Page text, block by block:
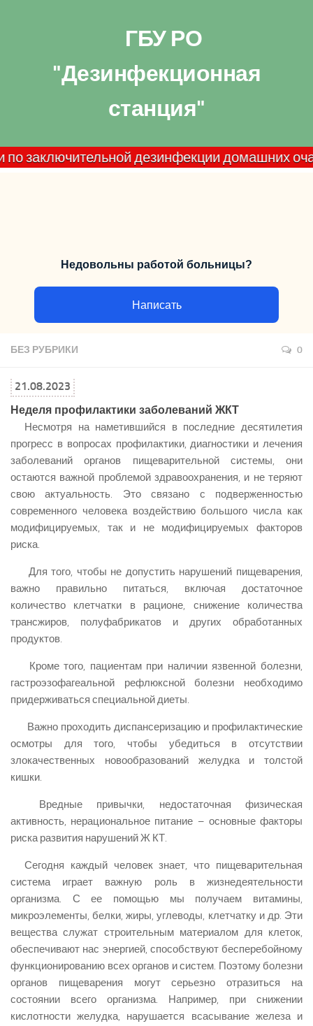
ГБУ РО
"Дезинфекционная
станция"
дезинфекции домашних
Недовольны работой больницы?
Написать
БЕЗ РУБРИКИ 0
21.08.2023
Неделя профилактики заболеваний ЖКТ
Несмотря на наметившийся в последние десятилетия
прогресс в вопросах профилактики, диагностики и лечения
заболеваний органов пищеварительной системы, они
остаются важной проблемой здравоохранения, и не теряют
свою актуальность. Это связано с подверженностью
современного человека воздействию большого числа как
модифицируемых, так и не модифицируемых факторов
риска.
Для того, чтобы не допустить нарушений пищеварения,
важно правильно питаться, включая достаточное
количество клетчатки в рационе, снижение количества
трансжиров, полуфабрикатов и других обработанных
продуктов.
Кроме того, пациентам при наличии язвенной болезни,
гастроэзофагеальной рефлюксной болезни необходимо
придерживаться специальной диеты.
Важно проходить диспансеризацию и профилактические
осмотры для того, чтобы убедиться в отсутствии
злокачественных новообразований желудка и толстой
кишки.
Вредные привычки, недостаточная физическая
активность, нерациональное питание – основные факторы
риска развития нарушений Ж КТ.
Сегодня каждый человек знает, что пищеварительная
система играет важную роль в жизнедеятельности
организма. С ее помощью мы получаем витамины,
микроэлементы, белки, жиры, углеводы, клетчатку и др. Эти
вещества служат строительным материалом для клеток,
обеспечивают нас энергией, способствуют бесперебойному
функционированию всех органов и систем. Поэтому болезни
органов пищеварения могут серьезно отразиться на
состоянии всего организма. Например, при снижении
кислотности желудка, нарушается всасывание железа и